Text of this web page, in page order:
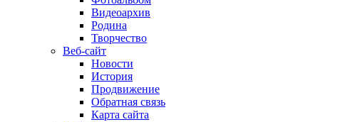
Видеоархив
Родина
Творчество
Веб-сайт
Новости
История
Продвижение
Обратная связь
Карта сайта